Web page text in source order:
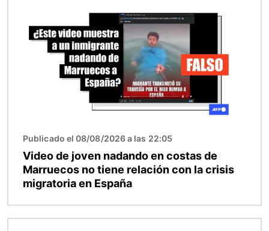
Publicado el 08/08/2026 a las 22:05
Video de joven nadando en costas de
Marruecos no tiene relación con la crisis
migratoria en España